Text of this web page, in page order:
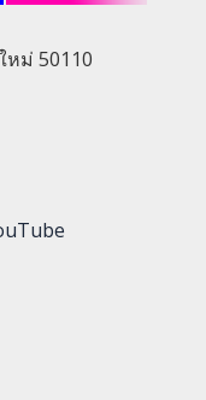
หม่ 50110